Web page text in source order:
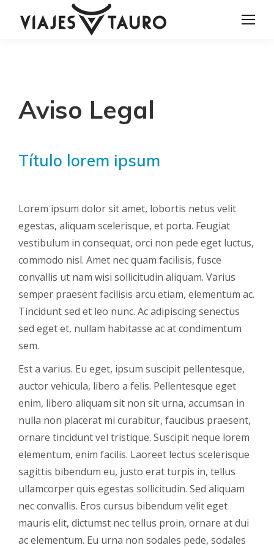
Aviso Legal
Título lorem ipsum
Lorem ipsum dolor sit amet, lobortis netus velit
egestas, aliquam scelerisque, et porta. Feugiat
vestibulum in consequat, orci non pede eget luctus,
commodo nisl. Amet nec quam facilisis, fusce
convallis ut nam wisi sollicitudin aliquam. Varius
semper praesent facilisis arcu etiam, elementum ac.
Tincidunt sed et leo nunc. Ac adipiscing senectus
sed eget et, nullam habitasse ac at condimentum
sem.
Est a varius. Eu eget, ipsum suscipit pellentesque,
auctor vehicula, libero a felis. Pellentesque eget
enim, libero aliquam sit non sit urna, accumsan in
nulla non placerat mi curabitur, faucibus praesent,
ornare tincidunt vel tristique. Suscipit neque lorem
elementum, enim facilis. Laoreet lectus scelerisque
sagittis bibendum eu, justo erat turpis in, tellus
ullamcorper quis egestas sollicitudin. Sed aliquam
nec convallis. Eros cursus bibendum velit eget
mauris elit, dictumst nec tellus proin, ornare at dui
ac elementum. Eu urna non sodales pede, sodales